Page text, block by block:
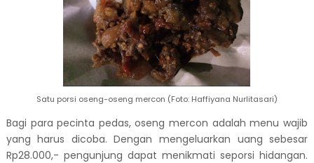
Satu porsi oseng-oseng mercon (Foto: Haffiyana Nurlitasari)
Bagi para pecinta pedas, oseng mercon adalah menu wajib
yang harus dicoba. Dengan mengeluarkan uang sebesar
Rp28.000,- pengunjung dapat menikmati seporsi hidangan.